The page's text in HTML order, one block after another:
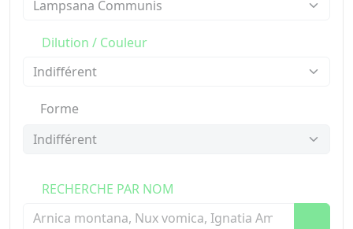
Dilution / Couleur
Forme
RECHERCHE PAR NOM